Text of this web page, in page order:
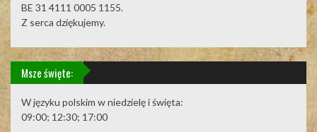
BE 31 4111 0005 1155.
Z serca dziękujemy.
Msze święte:
W języku polskim w niedzielę i święta:
09:00; 12:30; 17:00